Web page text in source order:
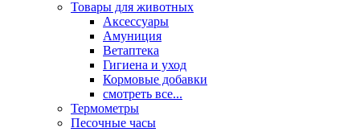
Товары для животных
Аксессуары
Амуниция
Ветаптека
Гигиена и уход
Кормовые добавки
смотреть все...
Термометры
Песочные часы